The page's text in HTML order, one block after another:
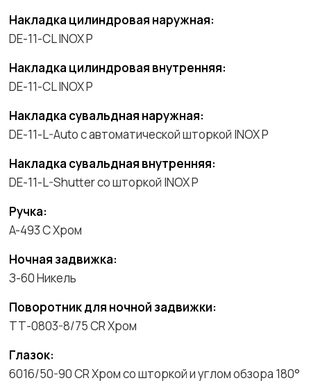
Накладка цилиндровая наружная:
DE-11-CL INOX P
Накладка цилиндровая внутренняя:
DE-11-CL INOX P
Накладка сувальдная наружная:
DE-11-L-Auto с автоматической шторкой INOX P
Накладка сувальдная внутренняя:
DE-11-L-Shutter со шторкой INOX P
Ручка:
A-493 C Хром
Ночная задвижка:
З-60 Никель
Поворотник для ночной задвижки:
ТТ-0803-8/75 CR Хром
Глазок:
6016/50-90 CR Хром со шторкой и углом обзора 180°